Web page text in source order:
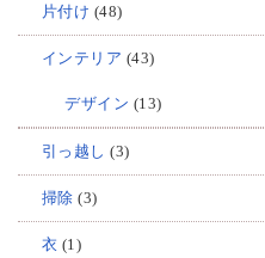
片付け (48)
インテリア (43)
デザイン (13)
引っ越し (3)
掃除 (3)
衣 (1)